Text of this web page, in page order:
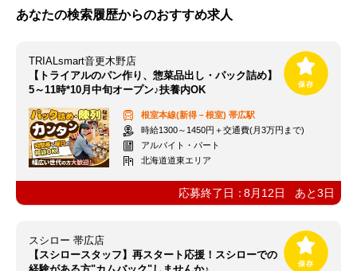
あなたの検索履歴からのおすすめ求人
TRIALsmart音更木野店
【トライアルのパン作り、惣菜品出し・パック詰め】
5～11時*10月中旬オープン♪扶養内OK
根室本線(新得－根室) 帯広駅
時給1300～1450円＋交通費(月3万円まで)
アルバイト・パート
北海道道東エリア
応募終了日：8月12日 あと3日
スシロー 帯広店
【スシロースタッフ】再スタート応援！スシローでの